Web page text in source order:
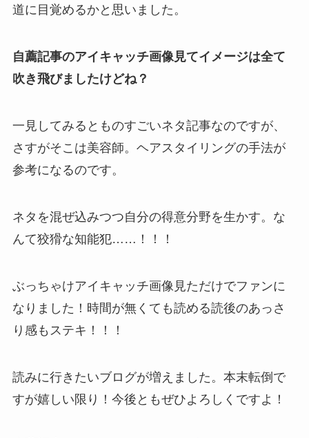
道に目覚めるかと思いました。
自薦記事のアイキャッチ画像見てイメージは全て
吹き飛びましたけどね？
一見してみるとものすごいネタ記事なのですが、
さすがそこは美容師。ヘアスタイリングの手法が
参考になるのです。
ネタを混ぜ込みつつ自分の得意分野を生かす。な
んて狡猾な知能犯……！！！
ぶっちゃけアイキャッチ画像見ただけでファンに
なりました！時間が無くても読める読後のあっさ
り感もステキ！！！
読みに行きたいブログが増えました。本末転倒で
すが嬉しい限り！今後ともぜひよろしくですよ！